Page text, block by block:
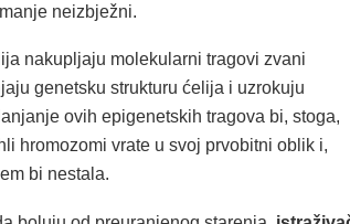
neizbježni.
nakupljaju molekularni tragovi zvani
genetsku strukturu ćelija i uzrokuju
ovih epigenetskih tragova bi, stoga,
hromozomi vrate u svoj prvobitni oblik i,
bi nestala.